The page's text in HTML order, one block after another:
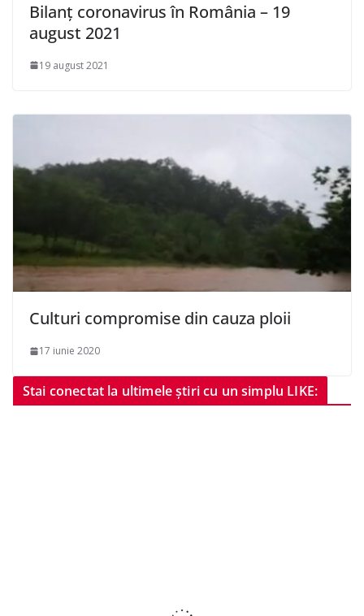
Bilanț coronavirus în România – 19
august 2021
19 august 2021
Culturi compromise din cauza ploii
17 iunie 2020
Stai conectat la ultimele știri cu un simplu LIKE: